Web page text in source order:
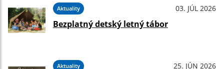
Aktuality 03. JÚL 2026
Bezplatný detský letný tábor
Aktuality 25. JÚN 2026